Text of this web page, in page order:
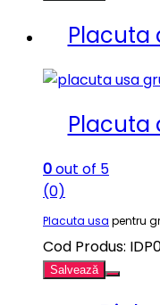
Placuta
Placuta
0out of 5
(0)
Placuta usa pentru
Cod Produs:
Salvează